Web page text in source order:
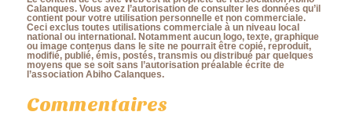
Calanques. Vous avez l’autorisation de consulter les données qu’il
contient pour votre utilisation personnelle et non commerciale.
Ceci exclus toutes utilisations commerciale à un niveau local
national ou international. Notamment aucun logo, texte, graphique
ou image contenus dans le site ne pourrait être copié, reproduit,
modifié, publié, émis, postés, transmis ou distribué par quelques
moyens que se soit sans l’autorisation préalable écrite de
l’association Abiho Calanques.
Commentaires